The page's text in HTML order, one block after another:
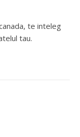
te inteleg
tau.